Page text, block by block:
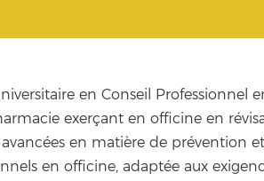
en Conseil
exerçant en officine en
en matière de prévention
en officine, adaptée aux